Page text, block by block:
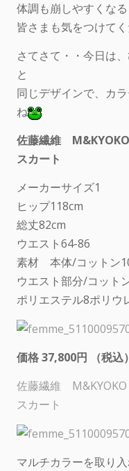
体調も崩しやすくなる
皆さまも気をつけて
さてさて・・今日は
と
同じデザインで、カ
ね
佐藤繊維 M&KYOKO
スカート
メーカーサイズ1
ヒップ118cm
総丈82cm
ウエスト64-86
素材 本体/コットン
ウエスト部分/コット
ポリエステル8ポリウ
価格 37,800円 （税込）
佐藤繊維 M&KYOKO
スカート
マルチカラーを取り入